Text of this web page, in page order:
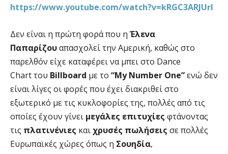
https://www.youtube.com/watch?v=kRGC3ARJUrI
Δεν είναι η πρώτη φορά που ηΈλενα
Παπαρίζουαπασχολεί την Αμερική, καθώς στο
παρελθόν είχε καταφέρει να μπει στο Dance
Chart του Billboard με το “My Number One”ενώ δεν
είναι λίγες οι φορές που έχει διακριθεί στο
εξωτερικό με τις κυκλοφορίες της, πολλές από τις
οποίες έχουν γίνει μεγάλες επιτυχίες φτάνοντας
τις πλατινένιες και χρυσές πωλήσεις σε πολλές
Ευρωπαϊκές χώρες όπως η Σουηδία,